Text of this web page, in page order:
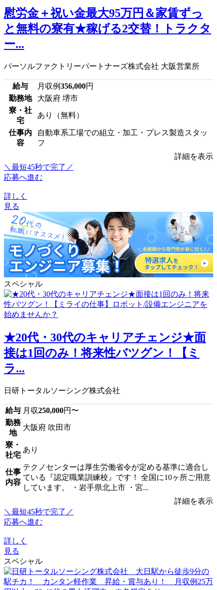
慰労金＋祝い金最大95万円＆家賃ずっ
と無料の寮有★稼げる2交替！トラクタ
ー...
パーソルファクトリーパートナーズ株式会社 大阪営業所
給与 月収例356,000円
勤務地
大阪府 堺市
寮・社
宅
あり（無料）
仕事内
容
自動車系工場での組立・加工・プレス製造スタッ
フ
詳細を表示
＼最短45秒で完了／
応募へ進む
詳しく
見る
スペシャル
★20代・30代のキャリアチェンジ★面
接は1回のみ！将来性バツグン！【ミ
ラ...
日研トータルソーシング株式会社
給与 月収250,000円〜
勤務
地
大阪府 吹田市
寮・
社宅
あり
仕事
内容
テクノセンターは厚生労働省令が定める基準に適合し
ている『認定職業訓練校』です！ 全国に10ヶ所ご用意
しています。 ・岩手県北上市 ・宮...
詳細を表示
＼最短45秒で完了／
応募へ進む
詳しく
見る
スペシャル